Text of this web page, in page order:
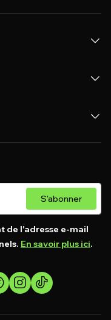
S'abonner
de l'adresse e-mail
En savoir plus ici.